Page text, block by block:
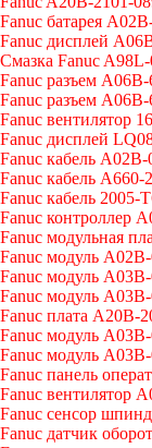
Fanuc батарея
Fanuc дисплей
Cмазка Fanuc
Fanuc разъем
Fanuc разъем
Fanuc вентилятор
Fanuc дисплей
Fanuc кабель
Fanuc кабель A660-
Fanuc кабель 2005-
Fanuc контроллер
Fanuc модульная
Fanuc модуль
Fanuc модуль
Fanuc модуль
Fanuc плата A20B-
Fanuc модуль
Fanuc модуль
Fanuc панель
Fanuc вентилятор
Fanuc cенсор
Fanuc датчик